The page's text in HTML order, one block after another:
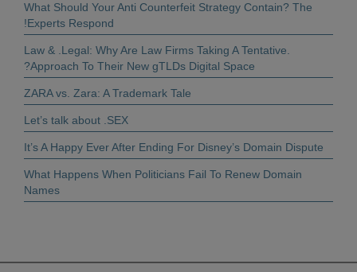
What Should Your Anti Counterfeit Strategy Contain? The
Experts Respond!
.Law & .Legal: Why Are Law Firms Taking A Tentative
Approach To Their New gTLDs Digital Space?
ZARA vs. Zara: A Trademark Tale
Let’s talk about .SEX
It’s A Happy Ever After Ending For Disney’s Domain Dispute
What Happens When Politicians Fail To Renew Domain
Names